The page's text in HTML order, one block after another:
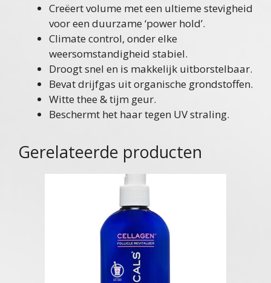
Creëert volume met een ultieme stevigheid
voor een duurzame ‘power hold’.
Climate control, onder elke
weersomstandigheid stabiel.
Droogt snel en is makkelijk uitborstelbaar.
Bevat drijfgas uit organische grondstoffen.
Witte thee & tijm geur.
Beschermt het haar tegen UV straling.
Gerelateerde producten